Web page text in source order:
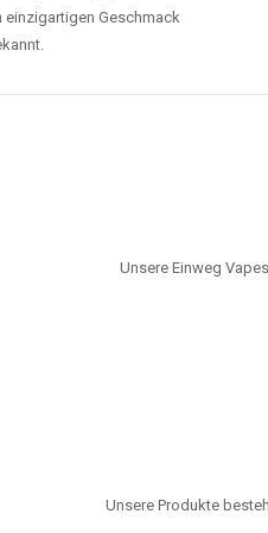
einzigartigen Geschmack
Unsere Einweg
Unsere Produkte